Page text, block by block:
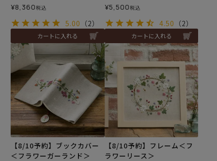
¥8,360税込
5.00 （2）
カートに入れる
¥5,500税込
4.50 （2）
カートに入れる
【8/10予約】ブックカバー
＜フラワーガーランド＞
【8/10予約】フレーム＜フ
ラワーリース＞